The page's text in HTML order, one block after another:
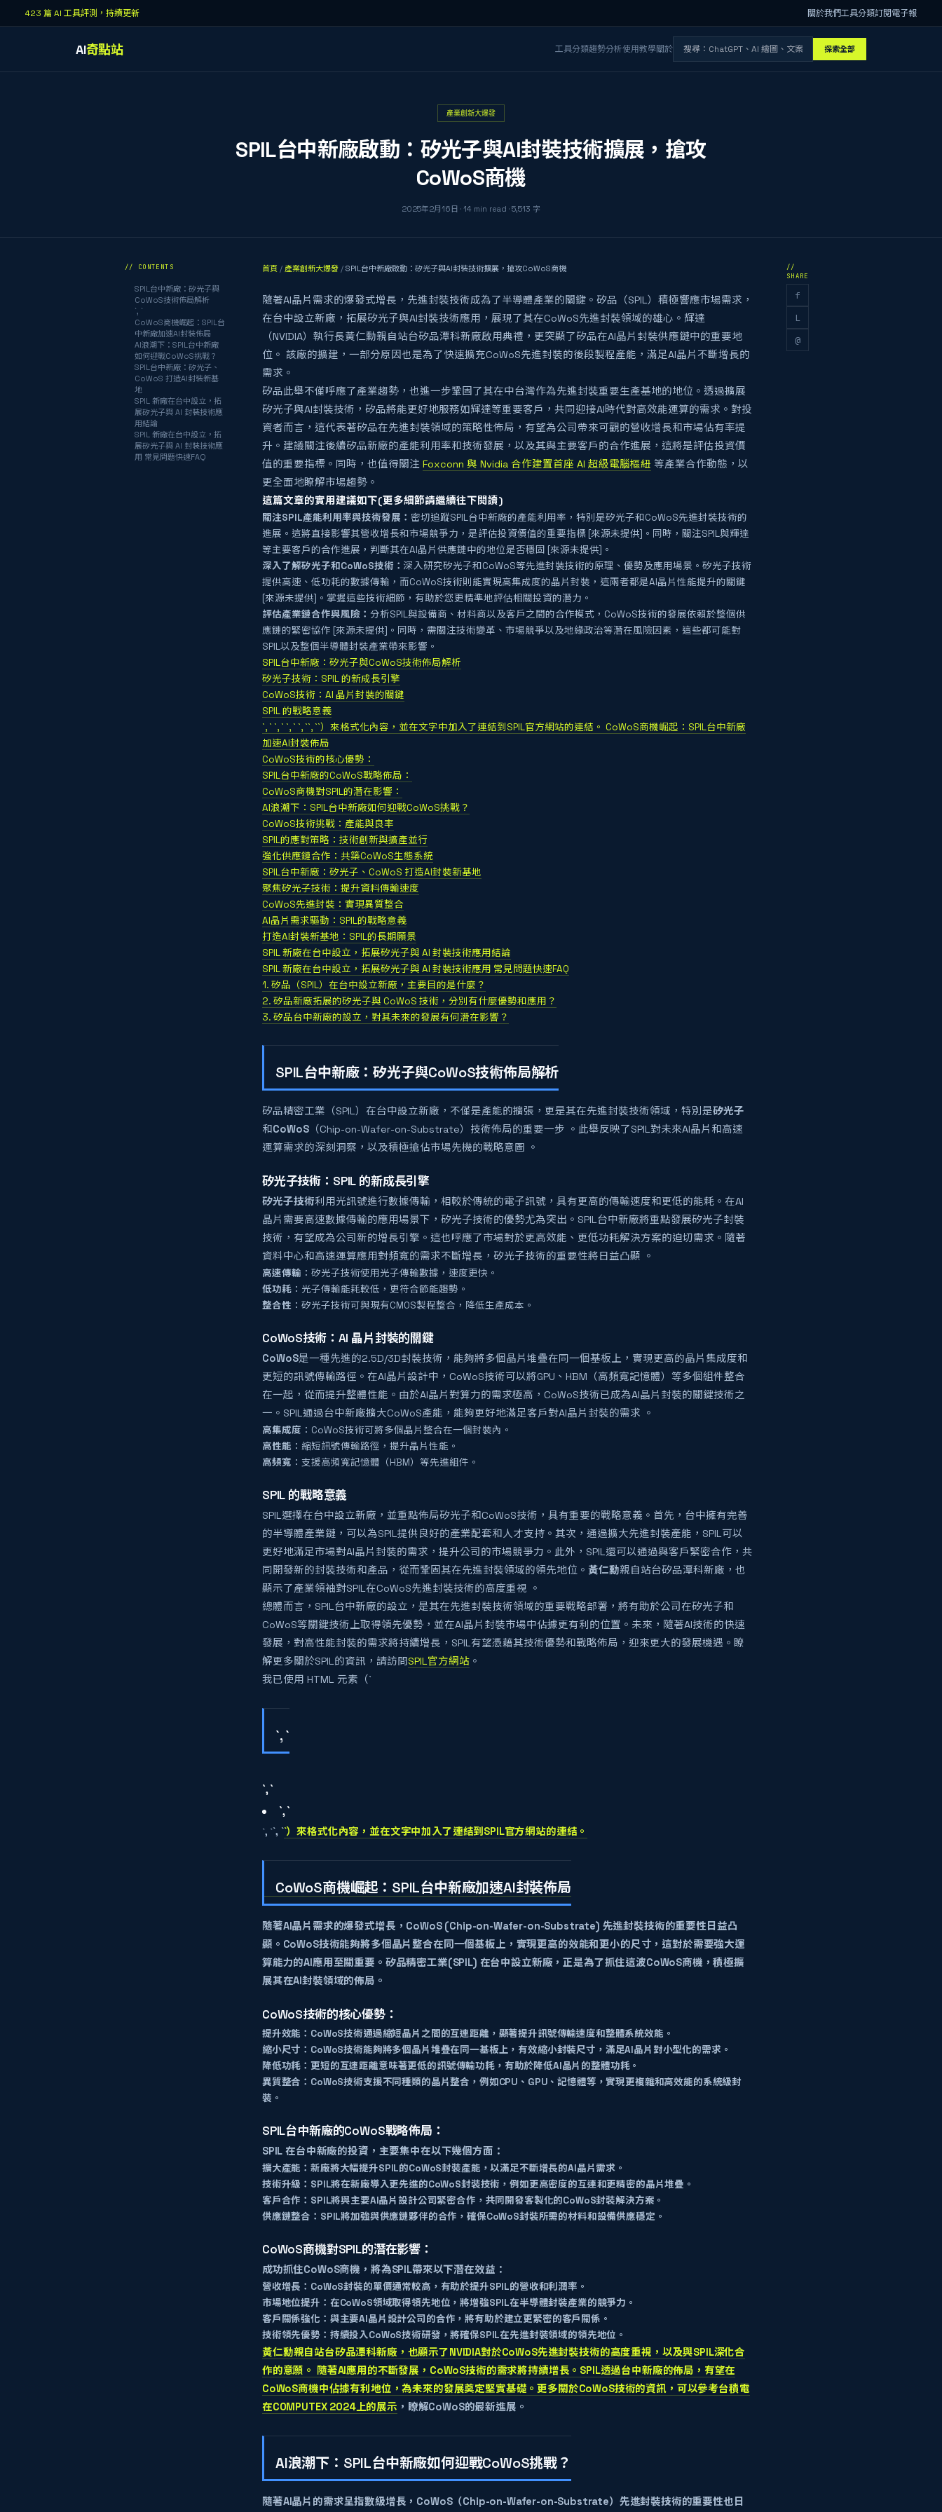
423 篇 AI 工具評測，持續更新 關於我們工具分類訂閱電子報
AI奇點站 工具分類趨勢分析使用教學關於 探索全部
產業創新大爆發
SPIL台中新廠啟動：矽光子與AI封裝技術擴展，搶攻
CoWoS商機
2025年2月16日 · 14 min read · 5,513 字
// CONTENTS
SPIL台中新廠：矽光子與
CoWoS技術佈局解析
`, `
CoWoS商機崛起：SPIL台
中新廠加速AI封裝佈局
AI浪潮下：SPIL台中新廠
如何迎戰CoWoS挑戰？
SPIL台中新廠：矽光子、
CoWoS 打造AI封裝新基
地
SPIL 新廠在台中設立，拓
展矽光子與 AI 封裝技術應
用結論
SPIL 新廠在台中設立，拓
展矽光子與 AI 封裝技術應
用 常見問題快速FAQ
首頁 / 產業創新大爆發 / SPIL台中新廠啟動：矽光子與AI封裝技術擴展，搶攻CoWoS商機
隨著AI晶片需求的爆發式增長，先進封裝技術成為了半導體產業的關鍵。矽品（SPIL）積極響應市場需求，
在台中設立新廠，拓展矽光子與AI封裝技術應用，展現了其在CoWoS先進封裝領域的雄心。輝達
（NVIDIA）執行長黃仁勳親自站台矽品潭科新廠啟用典禮，更突顯了矽品在AI晶片封裝供應鏈中的重要地
位。 該廠的擴建，一部分原因也是為了快速擴充CoWoS先進封裝的後段製程產能，滿足AI晶片不斷增長的
需求。
矽品此舉不僅呼應了產業趨勢，也進一步鞏固了其在中台灣作為先進封裝重要生產基地的地位。透過擴展
矽光子與AI封裝技術，矽品將能更好地服務如輝達等重要客戶，共同迎接AI時代對高效能運算的需求。對投
資者而言，這代表著矽品在先進封裝領域的策略性佈局，有望為公司帶來可觀的營收增長和市場佔有率提
升。建議關注後續矽品新廠的產能利用率和技術發展，以及其與主要客戶的合作進展，這將是評估投資價
值的重要指標。同時，也值得關注 Foxconn 與 Nvidia 合作建置首座 AI 超級電腦樞紐 等產業合作動態，以
更全面地瞭解市場趨勢。
這篇文章的實用建議如下(更多細節請繼續往下閱讀)
關注SPIL產能利用率與技術發展： 密切追蹤SPIL台中新廠的產能利用率，特別是矽光子和CoWoS先進封裝技術的
進展。這將直接影響其營收增長和市場競爭力，是評估投資價值的重要指標 [來源未提供]。同時，關注SPIL與輝達
等主要客戶的合作進展，判斷其在AI晶片供應鏈中的地位是否穩固 [來源未提供]。
深入了解矽光子和CoWoS技術： 深入研究矽光子和CoWoS等先進封裝技術的原理、優勢及應用場景。矽光子技術
提供高速、低功耗的數據傳輸，而CoWoS技術則能實現高集成度的晶片封裝，這兩者都是AI晶片性能提升的關鍵
[來源未提供]。掌握這些技術細節，有助於您更精準地評估相關投資的潛力。
評估產業鏈合作與風險： 分析SPIL與設備商、材料商以及客戶之間的合作模式，CoWoS技術的發展依賴於整個供
應鏈的緊密協作 [來源未提供]。同時，需關注技術變革、市場競爭以及地緣政治等潛在風險因素，這些都可能對
SPIL以及整個半導體封裝產業帶來影響。
SPIL台中新廠：矽光子與CoWoS技術佈局解析
矽光子技術：SPIL 的新成長引擎
CoWoS技術：AI 晶片封裝的關鍵
SPIL 的戰略意義
`, ` `, ` `, ` `, ``, ``）來格式化內容，並在文字中加入了連結到SPIL官方網站的連結。 CoWoS商機崛起：SPIL台中新廠
加速AI封裝佈局
CoWoS技術的核心優勢：
SPIL台中新廠的CoWoS戰略佈局：
CoWoS商機對SPIL的潛在影響：
AI浪潮下：SPIL台中新廠如何迎戰CoWoS挑戰？
CoWoS技術挑戰：產能與良率
SPIL的應對策略：技術創新與擴產並行
強化供應鏈合作：共築CoWoS生態系統
SPIL台中新廠：矽光子、CoWoS 打造AI封裝新基地
聚焦矽光子技術：提升資料傳輸速度
CoWoS先進封裝：實現異質整合
AI晶片需求驅動：SPIL的戰略意義
打造AI封裝新基地：SPIL的長期願景
SPIL 新廠在台中設立，拓展矽光子與 AI 封裝技術應用結論
SPIL 新廠在台中設立，拓展矽光子與 AI 封裝技術應用 常見問題快速FAQ
1. 矽品（SPIL）在台中設立新廠，主要目的是什麼？
2. 矽品新廠拓展的矽光子與 CoWoS 技術，分別有什麼優勢和應用？
3. 矽品台中新廠的設立，對其未來的發展有何潛在影響？
SPIL台中新廠：矽光子與CoWoS技術佈局解析
矽品精密工業（SPIL）在台中設立新廠，不僅是產能的擴張，更是其在先進封裝技術領域，特別是矽光子
和CoWoS （Chip-on-Wafer-on-Substrate）技術佈局的重要一步 。此舉反映了SPIL對未來AI晶片和高速
運算需求的深刻洞察，以及積極搶佔市場先機的戰略意圖 。
矽光子技術：SPIL 的新成長引擎
矽光子技術利用光訊號進行數據傳輸，相較於傳統的電子訊號，具有更高的傳輸速度和更低的能耗。在AI
晶片需要高速數據傳輸的應用場景下，矽光子技術的優勢尤為突出。SPIL台中新廠將重點發展矽光子封裝
技術，有望成為公司新的增長引擎。這也呼應了市場對於更高效能、更低功耗解決方案的迫切需求。隨著
資料中心和高速運算應用對頻寬的需求不斷增長，矽光子技術的重要性將日益凸顯 。
高速傳輸 ：矽光子技術使用光子傳輸數據，速度更快。
低功耗 ：光子傳輸能耗較低，更符合節能趨勢。
整合性 ：矽光子技術可與現有CMOS製程整合，降低生產成本。
CoWoS技術：AI 晶片封裝的關鍵
CoWoS是一種先進的2.5D/3D封裝技術，能夠將多個晶片堆疊在同一個基板上，實現更高的晶片集成度和
更短的訊號傳輸路徑。在AI晶片設計中，CoWoS技術可以將GPU、HBM（高頻寬記憶體）等多個組件整合
在一起，從而提升整體性能。由於AI晶片對算力的需求極高，CoWoS技術已成為AI晶片封裝的關鍵技術之
一。SPIL通過台中新廠擴大CoWoS產能，能夠更好地滿足客戶對AI晶片封裝的需求 。
高集成度 ：CoWoS技術可將多個晶片整合在一個封裝內。
高性能 ：縮短訊號傳輸路徑，提升晶片性能。
高頻寬 ：支援高頻寬記憶體（HBM）等先進組件。
SPIL 的戰略意義
SPIL選擇在台中設立新廠，並重點佈局矽光子和CoWoS技術，具有重要的戰略意義。首先，台中擁有完善
的半導體產業鏈，可以為SPIL提供良好的產業配套和人才支持。其次，通過擴大先進封裝產能，SPIL可以
更好地滿足市場對AI晶片封裝的需求，提升公司的市場競爭力。此外，SPIL還可以通過與客戶緊密合作，共
同開發新的封裝技術和產品，從而鞏固其在先進封裝領域的領先地位。 黃仁勳親自站台矽品潭科新廠，也
顯示了產業領袖對SPIL在CoWoS先進封裝技術的高度重視 。
總體而言，SPIL台中新廠的設立，是其在先進封裝技術領域的重要戰略部署，將有助於公司在矽光子和
CoWoS等關鍵技術上取得領先優勢，並在AI晶片封裝市場中佔據更有利的位置。未來，隨著AI技術的快速
發展，對高性能封裝的需求將持續增長，SPIL有望憑藉其技術優勢和戰略佈局，迎來更大的發展機遇。瞭
解更多關於SPIL的資訊，請訪問SPIL官方網站 。
我已使用 HTML 元素（`
`, `
`, `
`, `
`, ``, ``）來格式化內容，並在文字中加入了連結到SPIL官方網站的連結。
CoWoS商機崛起：SPIL台中新廠加速AI封裝佈局
隨著AI晶片 需求的爆發式增長， CoWoS (Chip-on-Wafer-on-Substrate) 先進封裝技術的重要性日益凸
顯。CoWoS技術能夠將多個晶片整合在同一個基板上，實現更高的效能和更小的尺寸，這對於需要強大運
算能力的AI應用至關重要。矽品精密工業(SPIL) 在台中設立新廠，正是為了抓住這波CoWoS商機，積極擴
展其在AI封裝領域的佈局。
CoWoS技術的核心優勢：
提升效能： CoWoS技術通過縮短晶片之間的互連距離，顯著提升訊號傳輸速度和整體系統效能。
縮小尺寸： CoWoS技術能夠將多個晶片堆疊在同一基板上，有效縮小封裝尺寸，滿足AI晶片對小型化的需求。
降低功耗：更短的互連距離意味著更低的訊號傳輸功耗，有助於降低AI晶片的整體功耗。
異質整合： CoWoS技術支援不同種類的晶片整合，例如CPU、GPU、記憶體等，實現更複雜和高效能的系統級封
裝。
SPIL台中新廠的CoWoS戰略佈局：
SPIL 在台中新廠的投資，主要集中在以下幾個方面：
擴大產能：新廠將大幅提升SPIL的CoWoS封裝產能，以滿足不斷增長的AI晶片需求。
技術升級： SPIL將在新廠導入更先進的CoWoS封裝技術，例如更高密度的互連和更精密的晶片堆疊。
客戶合作： SPIL將與主要AI晶片設計公司緊密合作，共同開發客製化的CoWoS封裝解決方案。
供應鏈整合： SPIL將加強與供應鏈夥伴的合作，確保CoWoS封裝所需的材料和設備供應穩定。
CoWoS商機對SPIL的潛在影響：
成功抓住CoWoS商機，將為SPIL帶來以下潛在效益：
營收增長： CoWoS封裝的單價通常較高，有助於提升SPIL的營收和利潤率。
市場地位提升： 在CoWoS領域取得領先地位，將增強SPIL在半導體封裝產業的競爭力。
客戶關係強化： 與主要AI晶片設計公司的合作，將有助於建立更緊密的客戶關係。
技術領先優勢： 持續投入CoWoS技術研發，將確保SPIL在先進封裝領域的領先地位。
黃仁勳親自站台矽品潭科新廠，也顯示了NVIDIA對於CoWoS先進封裝技術的高度重視，以及與SPIL深化合
作的意願。 隨著AI應用的不斷發展，CoWoS技術的需求將持續增長。SPIL透過台中新廠的佈局，有望在
CoWoS商機中佔據有利地位，為未來的發展奠定堅實基礎。更多關於CoWoS技術的資訊，可以參考台積電
在COMPUTEX 2024上的展示 ，瞭解CoWoS的最新進展。
AI浪潮下：SPIL台中新廠如何迎戰CoWoS挑戰？
隨著AI晶片 的需求呈指數級增長，CoWoS（Chip-on-Wafer-on-Substrate）先進封裝技術的重要性也日
//
SHARE
f
L
@